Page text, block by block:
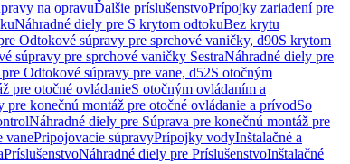
na opravuĎalšie príslušenstvoPrípojky zariadení pre
Náhradné diely pre S krytom odtokuBez krytu
Odtokové súpravy pre sprchové vaničky, d90S krytom
súpravy pre sprchové vaničky SestraNáhradné diely pre
Odtokové súpravy pre vane, d52S otočným
pre otočné ovládanieS otočným ovládaním a
pre konečnú montáž pre otočné ovládanie a prívodSo
Náhradné diely pre Súprava pre konečnú montáž pre
vanePripojovacie súpravyPrípojky vodyInštalačné a
PríslušenstvoNáhradné diely pre PríslušenstvoInštalačné